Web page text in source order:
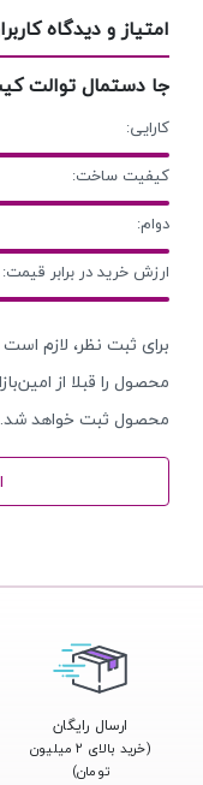
امتیاز و دیدگاه
جا دستمال توالت
کارایی:
کیفیت ساخت:
دوام:
ارزش خرید در برابر قیمت:
برای ثبت نظر، لازم
محصول را قبلا از
محصول ثبت خواهد شد.
ارسال رایگان
(خرید بالای ۲ میلیون
تومان)